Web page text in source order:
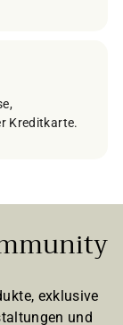
Kreditkarte.
exklusive
und